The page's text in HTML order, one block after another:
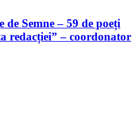
de Semne – 59 de poeți
redacției” – coordonator